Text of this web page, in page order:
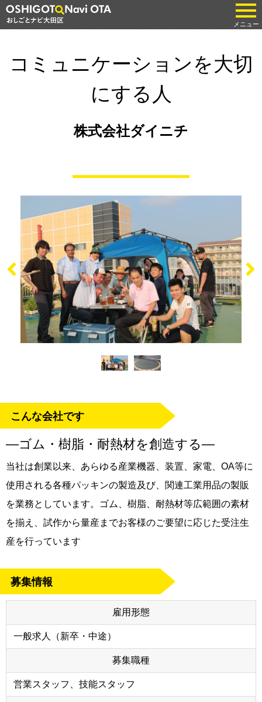
メニュー
コミュニケーションを大切
にする人
株式会社ダイニチ
こんな会社です
―ゴム・樹脂・耐熱材を創造する―
当社は創業以来、あらゆる産業機器、装置、家電、OA等に
使用される各種パッキンの製造及び、関連工業用品の製販
を業務としています。ゴム、樹脂、耐熱材等広範囲の素材
を揃え、試作から量産までお客様のご要望に応じた受注生
産を行っています
募集情報
雇用形態
一般求人（新卒・中途）
募集職種
営業スタッフ、技能スタッフ